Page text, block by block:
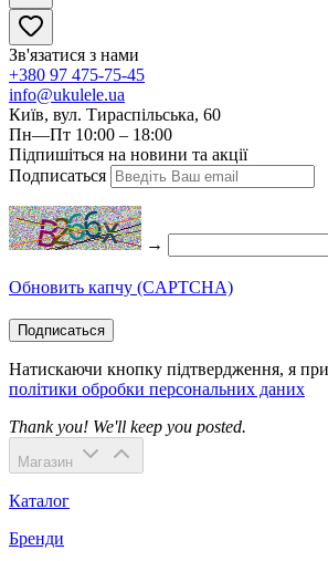
Зв'язатися з нами
+380 97 475-75-45
info@ukulele.ua
Київ, вул. Тираспільська, 60
Пн—Пт 10:00 – 18:00
Підпишіться на новини та акції
Подписаться
→
Обновить капчу (CAPTCHA)
Подписаться
Натискаючи кнопку підтвердження, я
політики обробки персональних даних
Thank you! We'll keep you posted.
Магазин
Каталог
Бренди